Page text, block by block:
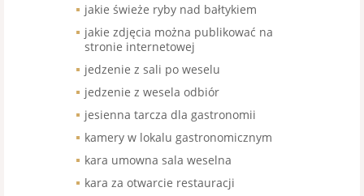
jakie świeże ryby nad bałtykiem
jakie zdjęcia można publikować na
stronie internetowej
jedzenie z sali po weselu
jedzenie z wesela odbiór
jesienna tarcza dla gastronomii
kamery w lokalu gastronomicznym
kara umowna sala weselna
kara za otwarcie restauracji